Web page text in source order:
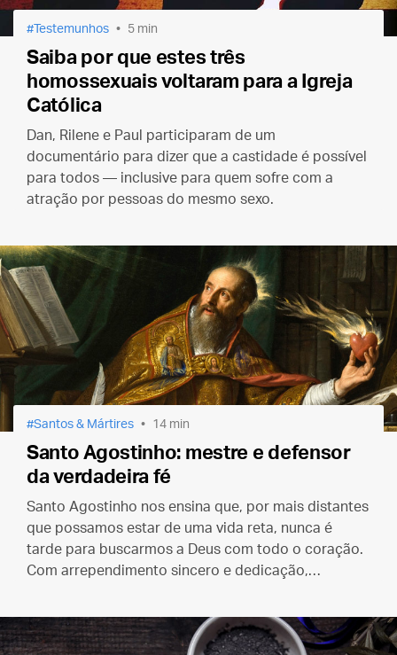
Testemunhos 5 min
Saiba por que estes três
homossexuais voltaram para a Igreja
Católica
Dan, Rilene e Paul participaram de um
documentário para dizer que a castidade é possível
para todos — inclusive para quem sofre com a
atração por pessoas do mesmo sexo.
Santos & Mártires 14 min
Santo Agostinho: mestre e defensor
da verdadeira fé
Santo Agostinho nos ensina que, por mais distantes
que possamos estar de uma vida reta, nunca é
tarde para buscarmos a Deus com todo o coração.
Com arrependimento sincero e dedicação,